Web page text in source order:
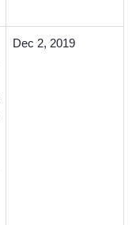
Dec 2, 2019